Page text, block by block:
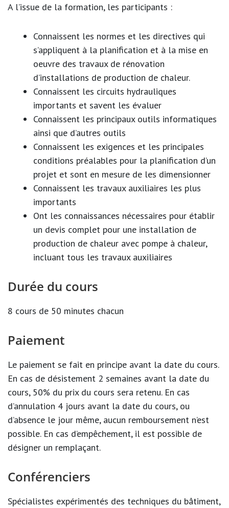
A l’issue de la formation, les participants :
Connaissent les normes et les directives qui
s’appliquent à la planification et à la mise en
oeuvre des travaux de rénovation
d’installations de production de chaleur.
Connaissent les circuits hydrauliques
importants et savent les évaluer
Connaissent les principaux outils informatiques
ainsi que d’autres outils
Connaissent les exigences et les principales
conditions préalables pour la planification d’un
projet et sont en mesure de les dimensionner
Connaissent les travaux auxiliaires les plus
importants
Ont les connaissances nécessaires pour établir
un devis complet pour une installation de
production de chaleur avec pompe à chaleur,
incluant tous les travaux auxiliaires
Durée du cours
8 cours de 50 minutes chacun
Paiement
Le paiement se fait en principe avant la date du cours.
En cas de désistement 2 semaines avant la date du
cours, 50% du prix du cours sera retenu. En cas
d’annulation 4 jours avant la date du cours, ou
d’absence le jour même, aucun remboursement n’est
possible. En cas d’empêchement, il est possible de
désigner un remplaçant.
Conférenciers
Spécialistes expérimentés des techniques du bâtiment,